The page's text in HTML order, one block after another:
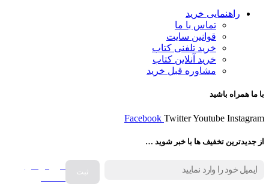
راهنمایی خرید
تماس با ما
قوانین سایت
خرید تلفنی کتاب
خرید آنلاین کتاب
مشاوره قبل خرید
با ما همراه باشید
Facebook TwitterYoutube Instagram
از جدیدترین تخفیف ها با خبر شوید …
فروش انواع